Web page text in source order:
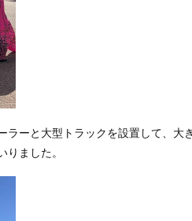
ーと大型トラックを設置して、大
ました。